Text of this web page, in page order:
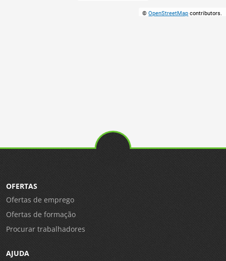
©OpenStreetMap contributors.
OFERTAS
Ofertas de emprego
Ofertas de formação
Procurar trabalhadores
AJUDA